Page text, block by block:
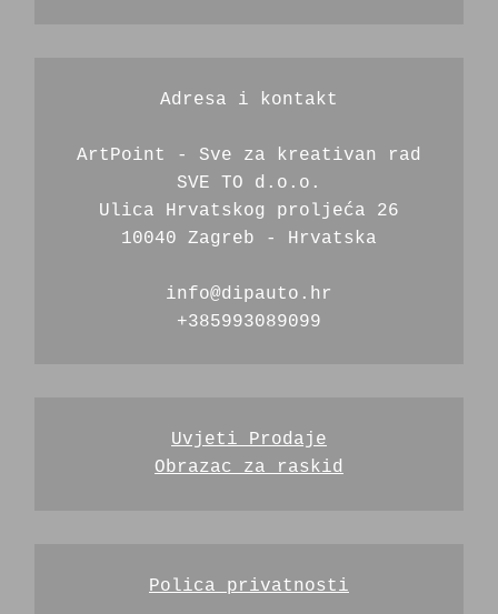
Adresa i kontakt
ArtPoint - Sve za kreativan rad
SVE TO d.o.o.
Ulica Hrvatskog proljeća 26
10040 Zagreb - Hrvatska
info@dipauto.hr
+385993089099
Uvjeti Prodaje
Obrazac za raskid
Polica privatnosti